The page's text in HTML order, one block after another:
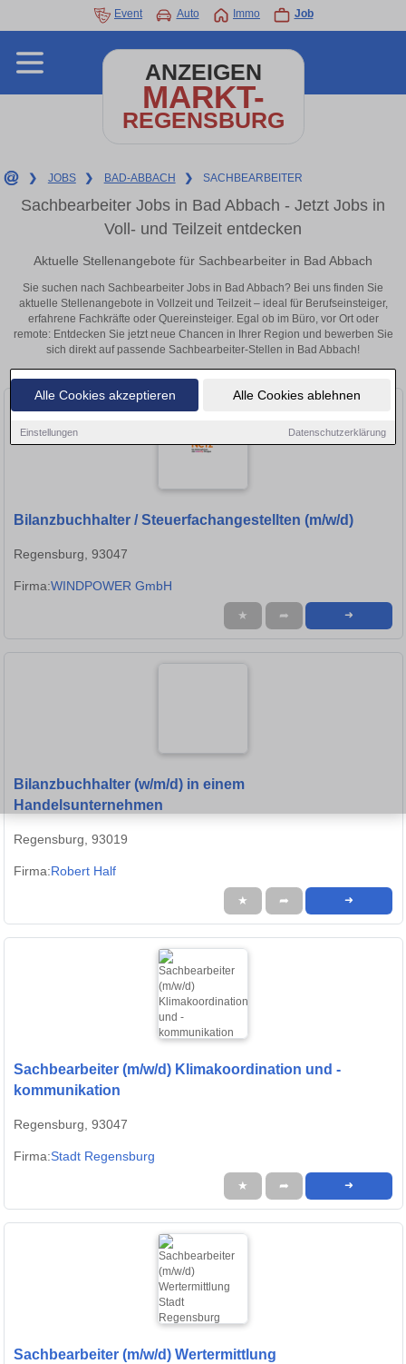
Alle Cookies akzeptieren Alle Cookies ablehnen
Einstellungen Datenschutzerklärung
Event Auto Immo Job
ANZEIGEN
MARKT-
REGENSBURG
❯ JOBS ❯ BAD-ABBACH ❯ SACHBEARBEITER
Sachbearbeiter Jobs in Bad Abbach - Jetzt Jobs in
Voll- und Teilzeit entdecken
Aktuelle Stellenangebote für Sachbearbeiter in Bad Abbach
Sie suchen nach Sachbearbeiter Jobs in Bad Abbach? Bei uns finden Sie
aktuelle Stellenangebote in Vollzeit und Teilzeit – ideal für Berufseinsteiger,
erfahrene Fachkräfte oder Quereinsteiger. Egal ob im Büro, vor Ort oder
remote: Entdecken Sie jetzt neue Chancen in Ihrer Region und bewerben Sie
sich direkt auf passende Sachbearbeiter-Stellen in Bad Abbach!
Bilanzbuchhalter / Steuerfachangestellten (m/w/d)
Regensburg, 93047
Firma:WINDPOWER GmbH
★ ➦ ➜
Bilanzbuchhalter (w/m/d) in einem
Handelsunternehmen
Regensburg, 93019
Firma:Robert Half
★ ➦ ➜
Sachbearbeiter (m/w/d) Klimakoordination und -
kommunikation
Regensburg, 93047
Firma:Stadt Regensburg
★ ➦ ➜
Sachbearbeiter (m/w/d) Wertermittlung